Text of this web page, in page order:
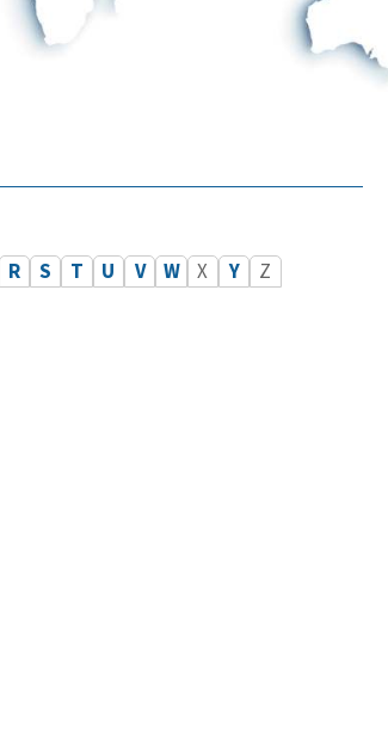
R S T U V W X Y Z